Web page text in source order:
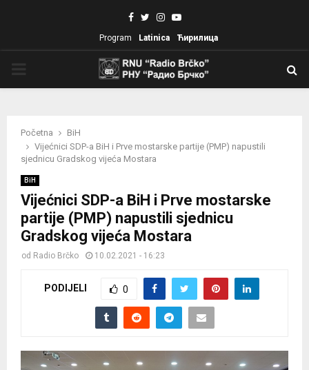
Facebook
TwitterInstagram
Youtube
Program Latinica Ћирилица
Početna
BiH
Vijećnici SDP-a BiH i Prve mostarske partije (PMP) napustili
sjednicu Gradskog vijeća Mostara
BiH
Vijećnici SDP-a BiH i Prve mostarske
partije (PMP) napustili sjednicu
Gradskog vijeća Mostara
od Radio Brčko 10.02.2021 - 16:23
PODIJELI 0